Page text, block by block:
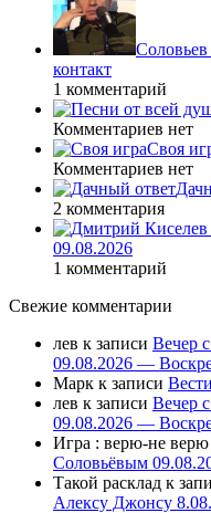
контакт
1 комментарий
Комментариев нет
Своя
Комментариев нет
2 комментария
09.08.2026
1 комментарий
Свежие комментарии
лев к записи Вечер
09.08.2026 —
Марк к записи
лев к записи Вечер
09.08.2026 —
Игра : верю-не верю
Соловьёвым
Такой расклад к
Алексу Джонсу